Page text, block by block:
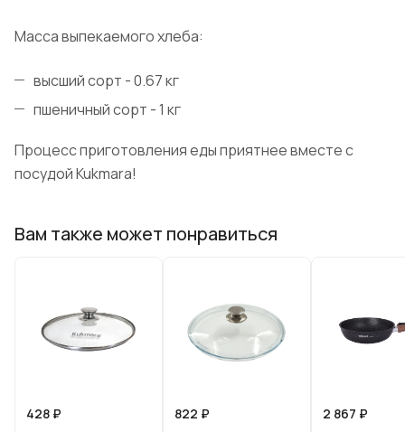
Масса выпекаемого хлеба:
высший сорт - 0.67 кг
пшеничный сорт - 1 кг
Процесс приготовления еды приятнее вместе с
посудой Kukmara!
Вам также может понравиться
428 ₽
822 ₽
2 867 ₽